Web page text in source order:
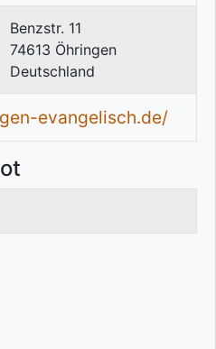
Benzstr. 11
74613 Öhringen
Deutschland
evangelisch.de/